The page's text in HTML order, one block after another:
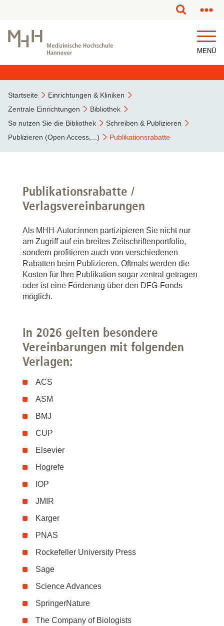
MENÜ
Startseite
Einrichtungen & Kliniken
Zentrale Einrichtungen
Bibliothek
So nutzen Sie die Bibliothek
Schreiben & Publizieren
Publizieren (Open Access,...)
Publikationsrabatte
Publikationsrabatte /
Verlagsvereinbarungen
Als MHH-Autor:innen partizipieren Sie nicht nur
am Zugriff auf ein breites Zeitschriftenportfolio,
sondern profitieren auch von verschiedenen
Rabatten beim Publizieren. Oftmals werden die
Kosten für Ihre Publikation sogar zentral getragen
oder ist eine Förderung über den DFG-Fonds
möglich.
In 2026 gelten besondere
Vereinbarungen mit folgenden
Verlagen:
ACS
ASM
BMJ
CUP
Elsevier
Hogrefe
IOP
JMIR
Karger
PNAS
Rockefeller University Press
Sage
Science Advances
SpringerNature
The Company of Biologists